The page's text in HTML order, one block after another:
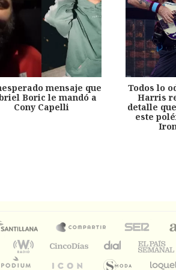
mensaje que
Boric le mandó a
Cony Capelli
Todos lo
Harris
detalle
este